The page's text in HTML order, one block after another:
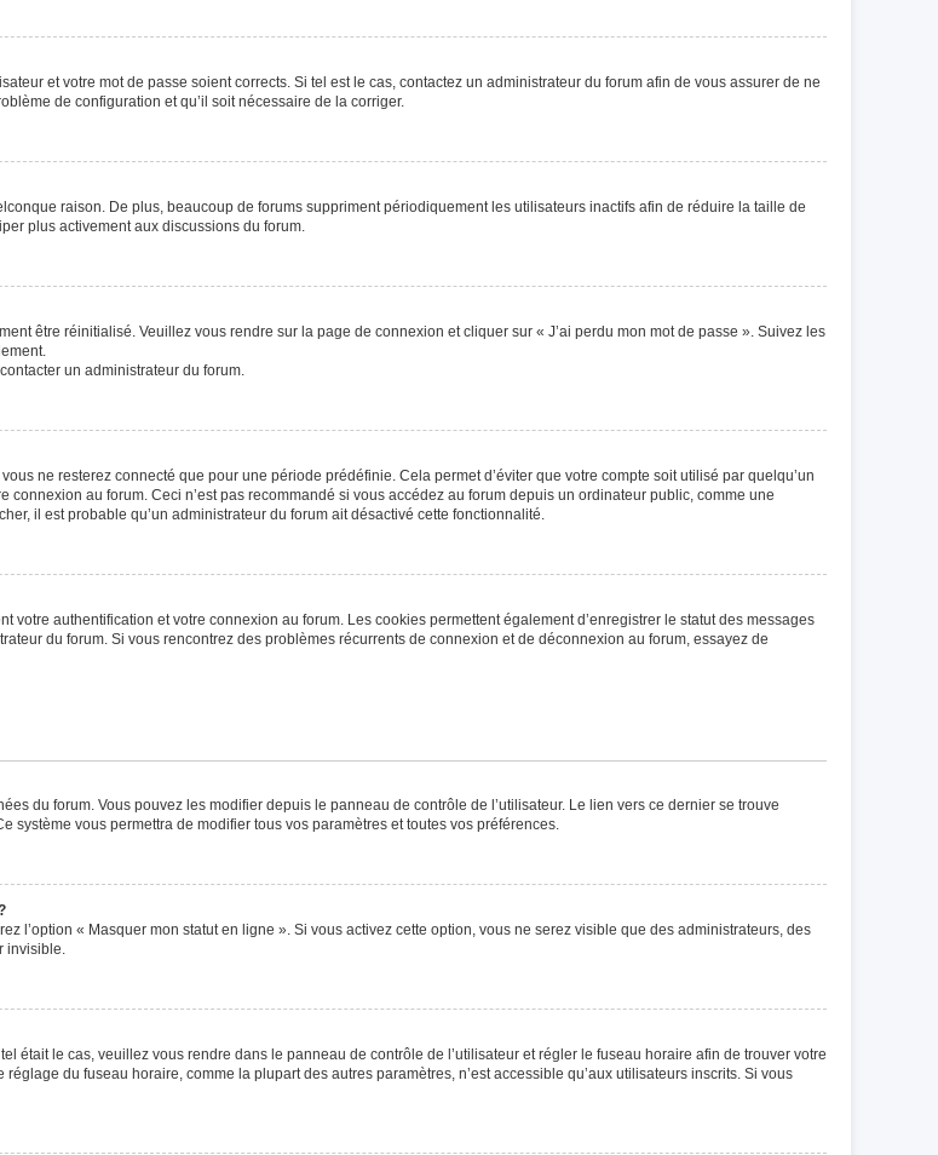
et votre mot de passe soient corrects. Si tel est le cas, contactez un administrateur du forum afin de vous assurer de ne
de configuration et qu’il soit nécessaire de la corriger.
raison. De plus, beaucoup de forums suppriment périodiquement les utilisateurs inactifs afin de réduire la taille de
plus activement aux discussions du forum.
être réinitialisé. Veuillez vous rendre sur la page de connexion et cliquer sur « J’ai perdu mon mot de passe ». Suivez les
un administrateur du forum.
ne resterez connecté que pour une période prédéfinie. Cela permet d’éviter que votre compte soit utilisé par quelqu’un
au forum. Ceci n’est pas recommandé si vous accédez au forum depuis un ordinateur public, comme une
il est probable qu’un administrateur du forum ait désactivé cette fonctionnalité.
votre authentification et votre connexion au forum. Les cookies permettent également d’enregistrer le statut des messages
du forum. Si vous rencontrez des problèmes récurrents de connexion et de déconnexion au forum, essayez de
du forum. Vous pouvez les modifier depuis le panneau de contrôle de l’utilisateur. Le lien vers ce dernier se trouve
système vous permettra de modifier tous vos paramètres et toutes vos préférences.
l’option « Masquer mon statut en ligne ». Si vous activez cette option, vous ne serez visible que des administrateurs, des
invisible.
était le cas, veuillez vous rendre dans le panneau de contrôle de l’utilisateur et régler le fuseau horaire afin de trouver votre
du fuseau horaire, comme la plupart des autres paramètres, n’est accessible qu’aux utilisateurs inscrits. Si vous